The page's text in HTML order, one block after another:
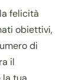
felicità
obiettivi,
di
il